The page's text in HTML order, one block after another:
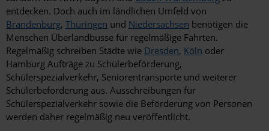
Völklingen
Weißenfels
Wesel
Wiesbaden
Wilhelmshaven
entdecken. Doch auch im ländlichen Umfeld von
Brandenburg, Thüringen und Niedersachsen benötigen die
Menschen Überlandbusse für regelmäßige Fahrten.
Regelmäßig schreiben Städte wie Dresden, Köln oder
Hamburg Aufträge zu Schülerbeförderung,
Schülerspezialverkehr, Seniorentransporte und weiterer
Schülerbeförderung aus. Ausschreibungen für
Schülerspezialverkehr sowie die Beförderung von Personen
werden daher regelmäßig neu veröffentlicht.